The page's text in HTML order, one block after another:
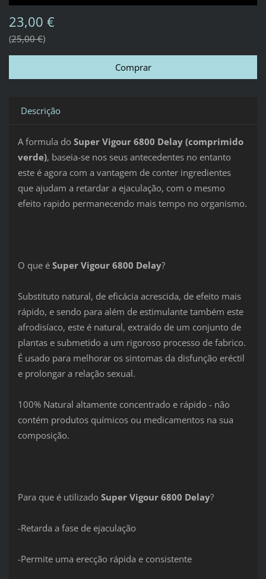
23,00 €
25,00 €
Descrição
A formula do Super Vigour 6800 Delay (comprimido
verde), baseia-se nos seus antecedentes no entanto
este é agora com a vantagem de conter ingredientes
que ajudam a retardar a ejaculação, com o mesmo
efeito rapido permanecendo mais tempo no organismo.
O que éSuper Vigour 6800 Delay?
Substituto natural, de eficácia acrescida, de efeito mais
rápido, e sendo para além de estimulante também este
afrodisíaco, este é natural, extraído de um conjunto de
plantas e submetido a um rigoroso processo de fabrico.
É usado para melhorar os sintomas da disfunção eréctil
e prolongar a relação sexual.
100% Natural altamente concentrado e rápido - não
contém produtos químicos ou medicamentos na sua
composição.
Para que é utilizado Super Vigour 6800 Delay?
-Retarda a fase de ejaculação
-Permite uma erecção rápida e consistente